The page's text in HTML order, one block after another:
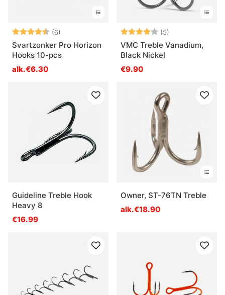
Arvio: (6)
4.8 5:sta tähdestä
Svartzonker Pro Horizon
Hooks 10-pcs
alk.€6.30
Arvio: (5)
VMC Treble Vanadium,
Black Nickel
€9.90
Guideline Treble Hook
Heavy 8
€16.99
Owner, ST-76TN Treble
alk.€18.90